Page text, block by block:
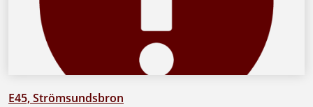
E45, Strömsundsbron